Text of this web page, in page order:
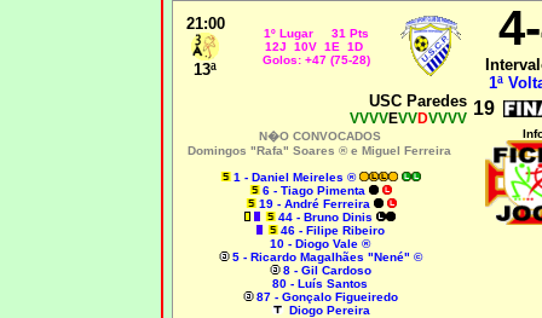
21:00
13ª
1º Lugar 31 Pts
12J 10V 1E 1D
Golos: +47 (75-28)
1ª
USC Paredes
VVVVEVVDVVVV 19
N�O CONVOCADOS
Domingos "Rafa" Soares ® e Miguel Ferreira
1 - Daniel Meireles ®
6 - Tiago Pimenta
19 - André Ferreira
44 - Bruno Dinis
46 - Filipe Ribeiro
10 - Diogo Vale ®
5 - Ricardo Magalhães "Nené" ©
8 - Gil Cardoso
80 - Luís Santos
87 - Gonçalo Figueiredo
Diogo Pereira